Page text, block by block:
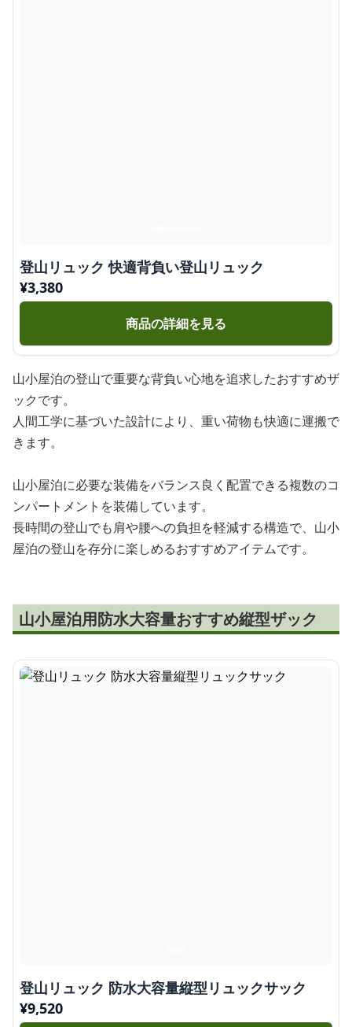
登山リュック 快適背負い登山リュック
¥3,380
商品の詳細を見る
山小屋泊の登山で重要な背負い心地を追求したおすすめザ
ックです。
人間工学に基づいた設計により、重い荷物も快適に運搬で
きます。
山小屋泊に必要な装備をバランス良く配置できる複数のコ
ンパートメントを装備しています。
長時間の登山でも肩や腰への負担を軽減する構造で、山小
屋泊の登山を存分に楽しめるおすすめアイテムです。
山小屋泊用防水大容量おすすめ縦型ザック
登山リュック 防水大容量縦型リュックサック
¥9,520